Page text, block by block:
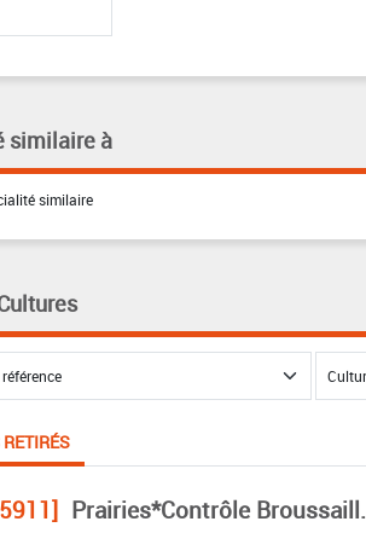
similaire à
similaire
Prairies*Contrôle Broussaill.